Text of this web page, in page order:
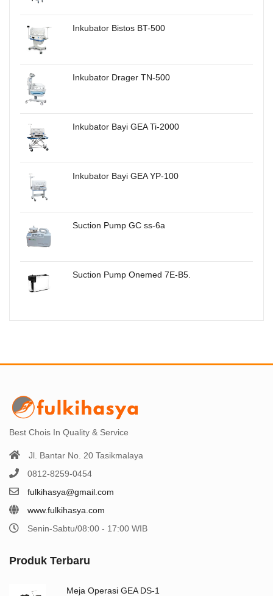
Inkubator Bistos BT-500
Inkubator Drager TN-500
Inkubator Bayi GEA Ti-2000
Inkubator Bayi GEA YP-100
Suction Pump GC ss-6a
Suction Pump Onemed 7E-B5.
Best Chois In Quality & Service
Jl. Bantar No. 20 Tasikmalaya
0812-8259-0454
fulkihasya@gmail.com
www.fulkihasya.com
Senin-Sabtu/08:00 - 17:00 WIB
Produk Terbaru
Meja Operasi GEA DS-1